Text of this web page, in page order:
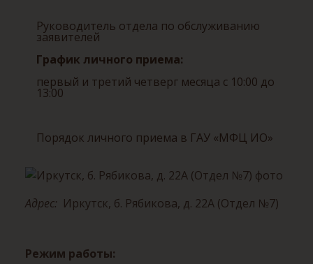
Руководитель отдела по обслуживанию
заявителей
График личного приема:
первый и третий четверг месяца с 10:00 до
13:00
Порядок личного приема в ГАУ «МФЦ ИО»
Адрес: Иркутск, б. Рябикова, д. 22А (Отдел №7)
Режим работы: